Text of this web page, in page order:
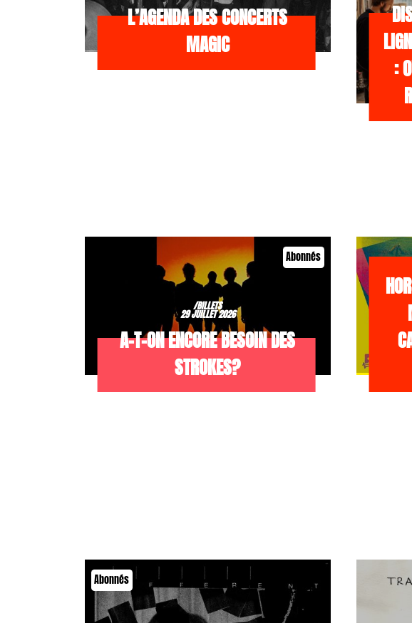
L’AGENDA DES CONCERTS
MAGIC
:
Abonnés
/BILLETS
29 JUILLET 2026
A-T-ON ENCORE BESOIN DES
STROKES?
Abonnés